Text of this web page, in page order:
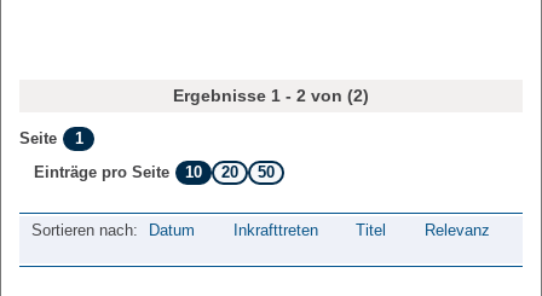
Ergebnisse 1 - 2 von (2)
Seite
1
Einträge pro Seite
10 20 50
Sortieren nach: Datum Inkrafttreten Titel Relevanz